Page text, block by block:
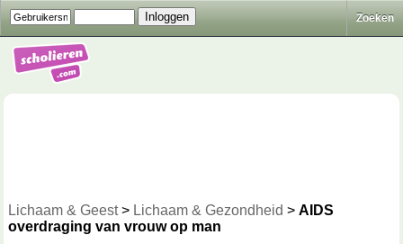
Zoeken
Lichaam & Geest> Lichaam & Gezondheid > AIDS
overdraging van vrouw op man